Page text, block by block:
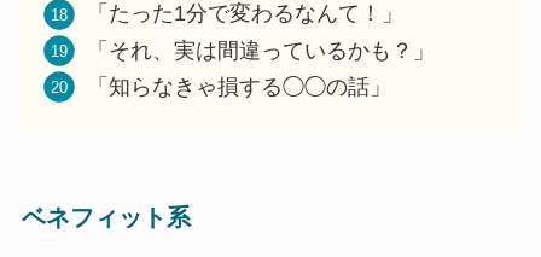
「たった1分で変わるなんて！」
「それ、実は間違っているかも？」
「知らなきゃ損する◯◯の話」
ベネフィット系